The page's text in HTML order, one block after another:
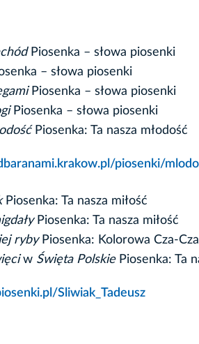
Piosenka – słowa piosenki
– słowa piosenki
Piosenka – słowa piosenki
Piosenka – słowa piosenki
Piosenka: Ta nasza młodość
piosenki/
Piosenka: Ta nasza miłość
Piosenka: Ta nasza miłość
rybyPiosenka: Kolorowa Cza-Cza
w Święta PolskiePiosenka: Ta
Sliwiak_Tadeusz